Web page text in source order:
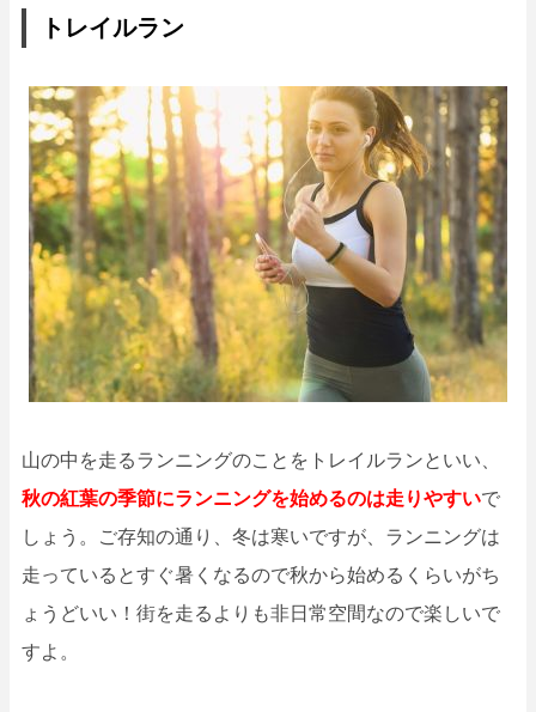
トレイルラン
山の中を走るランニングのことをトレイルランといい、
秋の紅葉の季節にランニングを始めるのは走りやすいで
しょう。ご存知の通り、冬は寒いですが、ランニングは
走っているとすぐ暑くなるので秋から始めるくらいがち
ょうどいい！街を走るよりも非日常空間なので楽しいで
すよ。